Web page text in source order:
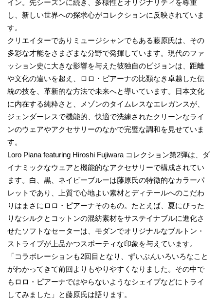
イン。先シーズンに続き、多様性とオリジナリティを尊重
し、新しい世界への探求心がコレクションに反映されていま
す。
クリエイターでありミュージシャンでもある藤原氏は、その
多彩な才能をさまざまな分野で発揮しています。現代のファ
ッション史に大きな影響を与えた彼独自のビジョンは、距離
や文化の違いを超え、ロロ・ピアーナの比類なき卓越した伝
統の技を、革新的な方法で未来へと導いています。日本文化
に内在する純粋さと、メゾンのタイムレスなエレガンスが、
ジェンダーレスで機能的、快適で洗練されたクリーンなライ
ンのウェアやアクセサリーのなかで完璧な調和を見せていま
す。
Loro Piana featuring Hiroshi Fujiwara コレクション第2弾は、ダ
イナミックなウェアと機能的なアクセサリーで構成されてい
ます。白、黒、ネイビーブルーは藤原氏の特徴的なカラーパ
レットであり、上質で心地よい素材とディテールへのこだわ
りはまさにロロ・ピアーナそのもの。たとえば、夏にぴった
りなシルクとコットンの混紡素材をサステイナブルに進化さ
せたソフトなセーターは、モダンでオリジナルなブルトン・
ストライプが上品かつスポーティな印象を与えています。
「コラボレーションも2回目となり、ずいぶんいろいろなこと
がわかってきて前回よりもやりやすくなりました。その中で
もロロ・ピアーナではやらないようなシェイプなどにトライ
してみました」と藤原氏は語ります。